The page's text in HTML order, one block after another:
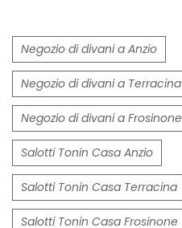
Negozio di divani a Anzio
Negozio di divani a Terracina
Negozio di divani a Frosinone
Salotti Tonin Casa Anzio
Salotti Tonin Casa Terracina
Salotti Tonin Casa Frosinone